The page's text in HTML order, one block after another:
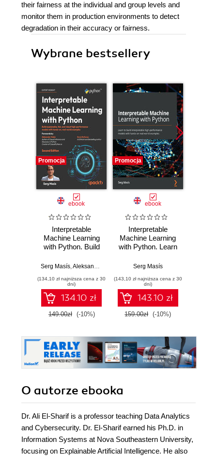
their fairness at the individual and group levels and
monitor them in production environments to detect
degradation in their accuracy or fairness.
Wybrane bestsellery
Promocja
ebook
Interpretable
Machine Learning
with Python. Build
and robust high-
models with hands-
on, real-world
examples - Second
Edition
Serg Masís,Aleksander Molak Denis Rothman
(134,10 zł najniższa cena z 30
dni)
134.10 zł
149.00zł (-10%)
Promocja
ebook
Interpretable
Machine Learning
with Python. Learn
interpretable high-
models with hands-
on real-world
examples
Serg Masís
(143,10 zł najniższa cena z 30
dni)
143.10 zł
159.00zł (-10%)
O autorze ebooka
Dr. Ali El-Sharif is a professor teaching Data Analytics
and Cybersecurity. Dr. El-Sharif earned his Ph.D. in
Information Systems at Nova Southeastern University,
focusing on Explainable Artificial Intelligence. He also